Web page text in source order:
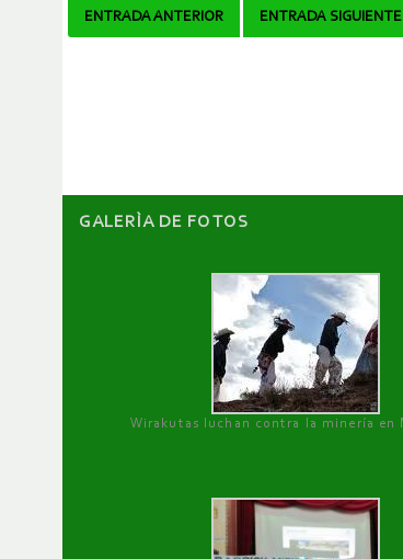
Navegador
ENTRADA ANTERIOR ENTRADA SIGUIENTE
GALERÌA DE FOTOS
Wirakutas luchan contra la minería en